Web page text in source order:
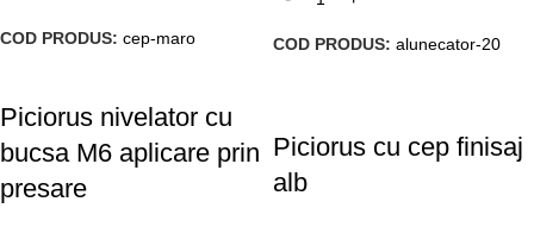
COD PRODUS: cep-maro COD PRODUS: alunecator-20
Piciorus nivelator cu
bucsa M6 aplicare prin
presare
Piciorus cu cep finisaj
alb